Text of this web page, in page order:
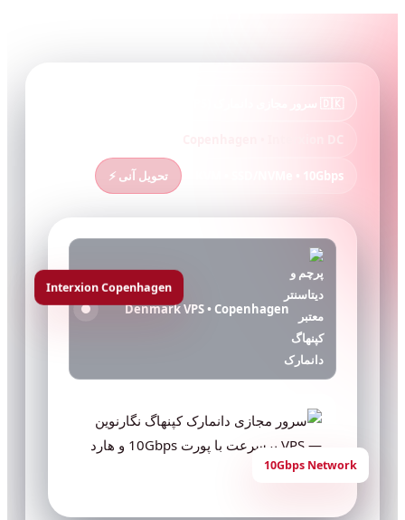
🇩🇰 سرور مجازی دانمارک (Denmark VPS)
KVM • SSD/NVMe • 10Gbps تحویل آنی ⚡
Denmark VPS • Copenhagen
Interxion Copenhagen
10Gbps Network